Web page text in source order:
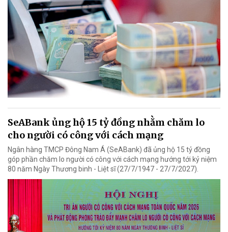
SeABank ủng hộ 15 tỷ đồng nhằm chăm lo
cho người có công với cách mạng
Ngân hàng TMCP Đông Nam Á (SeABank) đã ủng hộ 15 tỷ đồng
góp phần chăm lo người có công với cách mạng hướng tới kỷ niệm
80 năm Ngày Thương binh - Liệt sĩ (27/7/1947 - 27/7/2027).